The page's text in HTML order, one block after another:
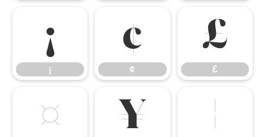
¡
¡
¢
¢
£
£
¤ ¥ ¦